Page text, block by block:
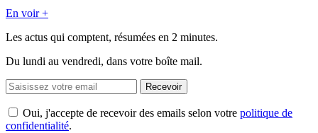
En voir +
Les actus qui comptent, résumées en 2 minutes.
Du lundi au vendredi, dans votre boîte mail.
Recevoir
Oui, j'accepte de recevoir des emails selon votre politique de
confidentialité.